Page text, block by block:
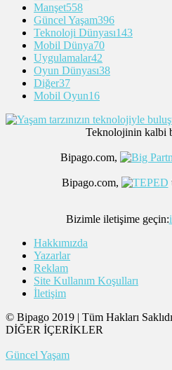
Manşet558
Güncel Yaşam396
Teknoloji Dünyası143
Mobil Dünya70
Uygulamalar42
Oyun Dünyası38
Diğer37
Mobil Oyun16
Teknolojinin kalbi
Bipago.com,
Bipago.com,
Bizimle iletişime geçin:
Hakkımızda
Yazarlar
Reklam
Site Kullanım Koşulları
İletişim
© Bipago 2019 | Tüm Hakları
DİĞER İÇERİKLER
Güncel Yaşam